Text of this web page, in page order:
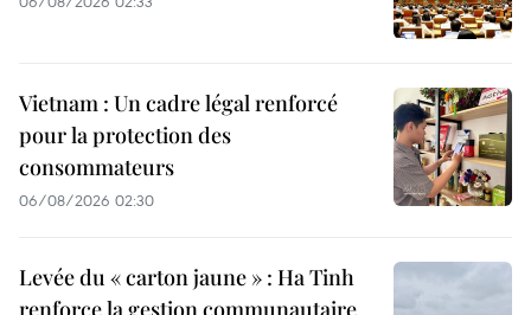
Vietnam : Un cadre légal renforcé
pour la protection des
consommateurs
06/08/2026 02:30
Levée du « carton jaune » : Ha Tinh